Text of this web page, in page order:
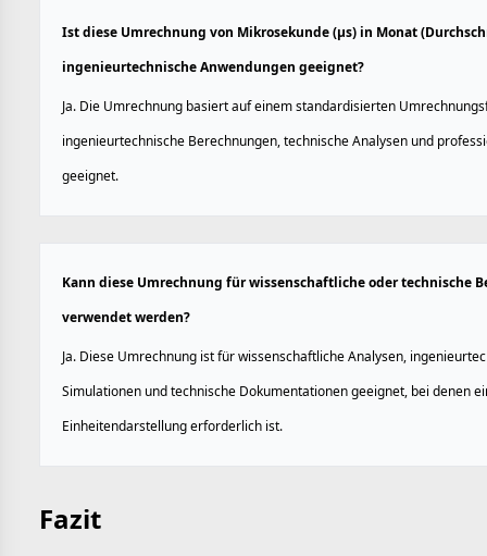
Ist diese Umrechnung von Mikrosekunde (µs) in Monat
ingenieurtechnische Anwendungen geeignet?
Ja. Die Umrechnung basiert auf einem standardisierten
ingenieurtechnische Berechnungen, technische Analysen und
geeignet.
Kann diese Umrechnung für wissenschaftliche oder technische
verwendet werden?
Ja. Diese Umrechnung ist für wissenschaftliche Analysen,
Simulationen und technische Dokumentationen geeignet, bei denen
Einheitendarstellung erforderlich ist.
Fazit